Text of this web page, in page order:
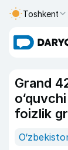
Toshkent
Grand
foizlik